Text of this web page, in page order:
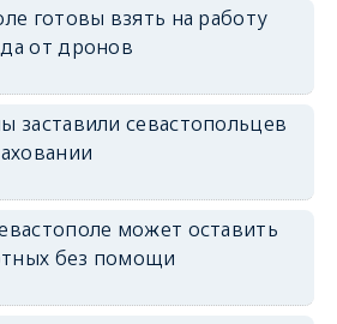
готовы взять на работу
от дронов
заставили севастопольцев
может оставить
без помощи